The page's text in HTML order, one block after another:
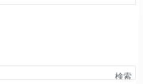
検索